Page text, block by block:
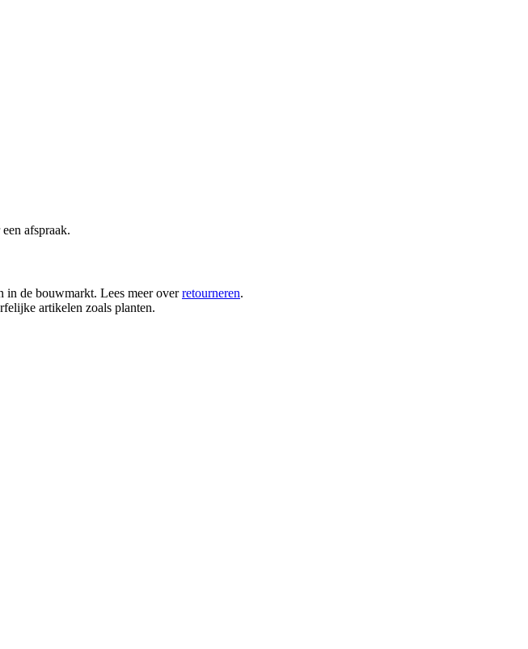
afspraak.
in de bouwmarkt. Lees meer overretourneren.
artikelen zoals planten.